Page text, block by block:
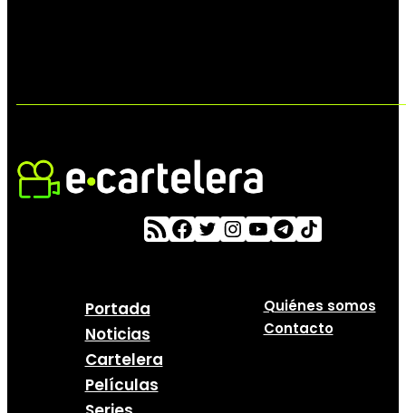
Portada
Noticias
Cartelera
Películas
Quiénes somos
Contacto